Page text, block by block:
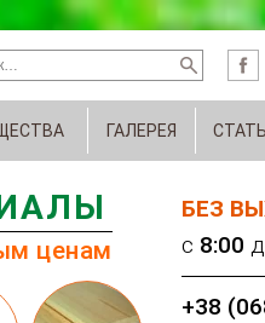
ГАЛЕРЕЯ
БЕЗ
c 8:00
+38
ценам